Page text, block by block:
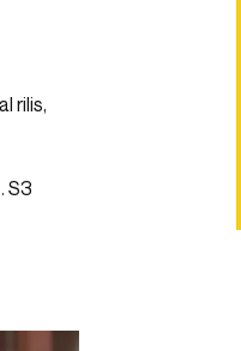
rilis,
S3